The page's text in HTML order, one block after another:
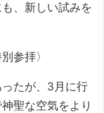
、新しい試みを
参拝〉
たが、3月に行
聖な空気をより